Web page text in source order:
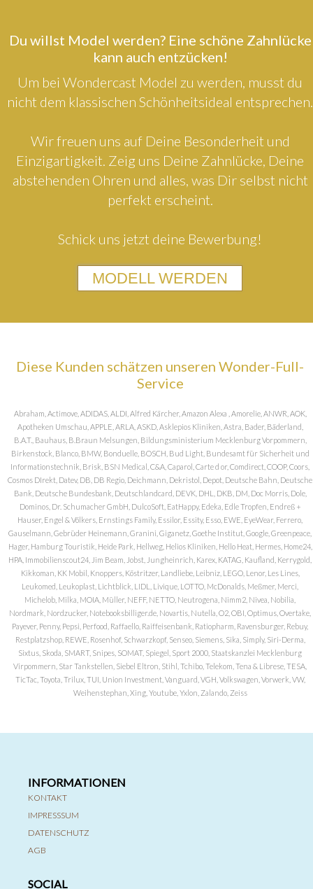
Du willst Model werden? Eine schöne Zahnlücke
kann auch entzücken!
Um bei Wondercast Model zu werden, musst du
nicht dem klassischen Schönheitsideal entsprechen.
Wir freuen uns auf Deine Besonderheit und
Einzigartigkeit. Zeig uns Deine Zahnlücke, Deine
abstehenden Ohren und alles, was Dir selbst nicht
perfekt erscheint.
Schick uns jetzt deine Bewerbung!
MODELL WERDEN
Diese Kunden schätzen unseren Wonder-Full-
Service
Abraham, Actimove, ADIDAS, ALDI, Alfred Kärcher, Amazon Alexa , Amorelie, ANWR, AOK,
Apotheken Umschau, APPLE, ARLA, ASKD, Asklepios Kliniken, Astra, Bader, Bäderland,
B.A.T., Bauhaus, B.Braun Melsungen, Bildungsministerium Mecklenburg Vorpommern,
Birkenstock, Blanco, BMW, Bonduelle, BOSCH, Bud Light, Bundesamt für Sicherheit und
Informationstechnik, Brisk, BSN Medical, C&A, Caparol, Carte d or, Comdirect, COOP, Coors,
Cosmos DIrekt, Datev, DB, DB Regio, Deichmann, Dekristol, Depot, Deutsche Bahn, Deutsche
Bank, Deutsche Bundesbank, Deutschlandcard, DEVK, DHL, DKB, DM, Doc Morris, Dole,
Dominos, Dr. Schumacher GmbH, DulcoSoft, EatHappy, Edeka, Edle Tropfen, Endreß +
Hauser, Engel & Völkers, Ernstings Family, Essilor, Essity, Esso, EWE, EyeWear, Ferrero,
Gauselmann, Gebrüder Heinemann, Granini, Giganetz, Goethe Institut, Google, Greenpeace,
Hager, Hamburg Touristik, Heide Park, Hellweg, Helios Kliniken, Hello Heat, Hermes, Home24,
HPA, Immobilienscout24, Jim Beam, Jobst, Jungheinrich, Karex, KATAG, Kaufland, Kerrygold,
Kikkoman, KK Mobil, Knoppers, Köstritzer, Landliebe, Leibniz, LEGO, Lenor, Les Lines,
Leukomed, Leukoplast, Lichtblick, LIDL, Livique, LOTTO, McDonalds, Meßmer, Merci,
Michelob, Milka, MOIA, Müller, NEFF, NETTO, Neutrogena, Nimm2, Nivea, Nobilia,
Nordmark, Nordzucker, Notebooksbilliger.de, Novartis, Nutella, O2, OBI, Optimus, Overtake,
Payever, Penny, Pepsi, Perfood, Raffaello, Raiffeisenbank, Ratiopharm, Ravensburger, Rebuy,
Restplatzshop, REWE, Rosenhof, Schwarzkopf, Senseo, Siemens, Sika, Simply, Siri-Derma,
Sixtus, Skoda, SMART, Snipes, SOMAT, Spiegel, Sport 2000, Staatskanzlei Mecklenburg
Virpommern, Star Tankstellen, Siebel Eltron, Stihl, Tchibo, Telekom, Tena & Librese, TESA,
TicTac, Toyota, Trilux, TUI, Union Investment, Vanguard, VGH, Volkswagen, Vorwerk, VW,
Weihenstephan, Xing, Youtube, Yxlon, Zalando, Zeiss
INFORMATIONEN
KONTAKT
IMPRESSSUM
DATENSCHUTZ
AGB
SOCIAL